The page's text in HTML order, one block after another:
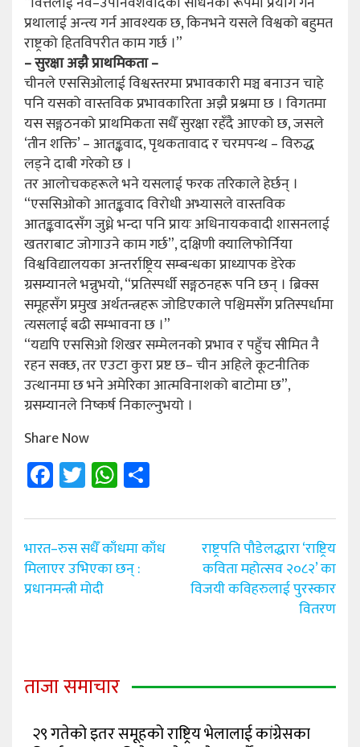
प्रथालाई अन्त्य गर्न आवश्यक छ, किनभने यसले विश्वको बहुमत
राष्ट्रको हितविपरीत काम गर्छ ।”
– सुरक्षा अझै प्राथमिकता –
चीनले एससिओलाई विश्वस्तरमा प्रभावकारी मञ्च बनाउन चाहे
पनि यसको वास्तविक प्रभावकारिता अझै प्रश्नमा छ । विगतमा
यस सङ्गठनको प्राथमिकता सधैँ सुरक्षा रहँदै आएको छ, जसले
‘तीन शक्ति’ – आतङ्कवाद, पृथकतावाद र चरमपन्थ – विरुद्ध
लड्ने दाबी गरेको छ ।
तर आलोचकहरूले भने यसलाई फरक तरिकाले हेर्छन् ।
“एससिओको आतङ्कवाद विरोधी अभ्यासले वास्तविक
आतङ्कवादसँग जुध्ने भन्दा पनि प्रायः अधिनायकवादी शासनलाई
खतराबाट जोगाउने काम गर्छ”, दक्षिणी क्यालिफोर्निया
विश्वविद्यालयका अन्तर्राष्ट्रिय सम्बन्धका प्राध्यापक डेरेक
ग्रसम्यानले भन्नुभयो, “प्रतिस्पर्धी सङ्गठनहरू पनि छन् । ब्रिक्स
समूहसँग प्रमुख अर्थतन्त्रहरू जोडिएकाले पश्चिमसँग प्रतिस्पर्धामा
त्यसलाई बढी सम्भावना छ ।”
“यद्यपि एससिओ शिखर सम्मेलनको प्रभाव र पहुँच सीमित नै
रहन सक्छ, तर एउटा कुरा प्रष्ट छ– चीन अहिले कूटनीतिक
उत्थानमा छ भने अमेरिका आत्मविनाशको बाटोमा छ”,
ग्रसम्यानले निष्कर्ष निकाल्नुभयो ।
Share Now
Facebook
TwitterWhatsApp
Post
navigation
भारत–रुस सधैँ काँधमा काँध
मिलाएर उभिएका छन् :
प्रधानमन्त्री मोदी
राष्ट्रपति पौडेलद्धारा ‘राष्ट्रिय
कविता महोत्सव २०८२’ का
विजयी कविहरुलाई पुरस्कार
वितरण
ताजा समाचार
२९ गतेको इतर समूहको राष्ट्रिय भेलालाई कांग्रेसका